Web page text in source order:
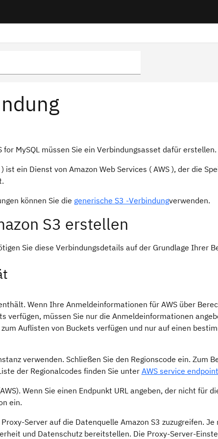
MySQL müssen Sie ein Verbindungsasset dafür erstellen.
ist ein Dienst von Amazon Web Services ( AWS ), der die
können Sie die generische S3 -Verbindungverwenden.
S3 erstellen
Sie diese Verbindungsdetails auf der Grundlage Ihrer
Wenn Ihre Anmeldeinformationen für AWS über
verfügen, müssen Sie nur die Anmeldeinformationen
Auflisten von Buckets verfügen und nur auf einen
verwenden. Schließen Sie den Regionscode ein. Zum
der Regionalcodes finden Sie unter AWS service
Wenn Sie einen Endpunkt URL angeben, der nicht für
ein.
Server auf die Datenquelle Amazon S3 zuzugreifen.
und Datenschutz bereitstellen. Die Proxy-Server-